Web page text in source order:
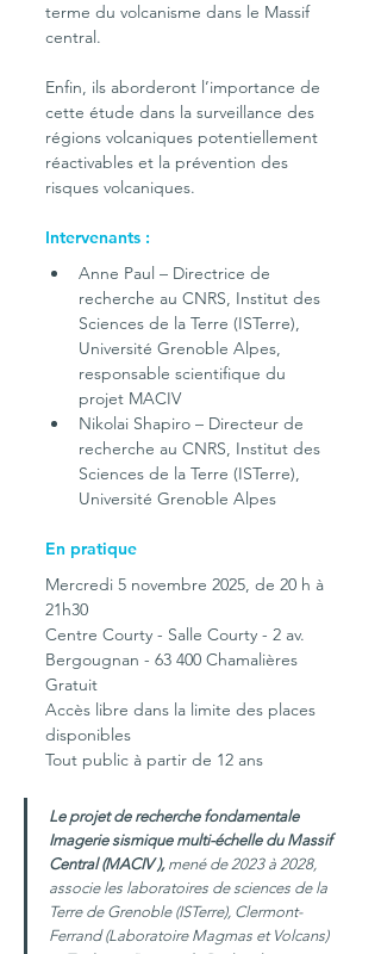
terme du volcanisme dans le Massif
central.
Enfin, ils aborderont l’importance de
cette étude dans la surveillance des
régions volcaniques potentiellement
réactivables et la prévention des
risques volcaniques.
Intervenants :
Anne Paul – Directrice de
recherche au CNRS, Institut des
Sciences de la Terre (ISTerre),
Université Grenoble Alpes,
responsable scientifique du
projet MACIV
Nikolai Shapiro – Directeur de
recherche au CNRS, Institut des
Sciences de la Terre (ISTerre),
Université Grenoble Alpes
En pratique
Mercredi 5 novembre 2025, de 20 h à
21h30
Centre Courty - Salle Courty - 2 av.
Bergougnan - 63 400 Chamalières
Gratuit
Accès libre dans la limite des places
disponibles
Tout public à partir de 12 ans
Le projet de recherche fondamentale
Imagerie sismique multi-échelle du Massif
Central (MACIV ), mené de 2023 à 2028,
associe les laboratoires de sciences de la
Terre de Grenoble (ISTerre), Clermont-
Ferrand (Laboratoire Magmas et Volcans)